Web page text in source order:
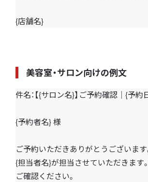
{店舗名}
美容室・サロン向けの例文
件名：【{サロン名}】ご予約確認｜{予
{予約者名} 様
ご予約いただきありがとうございます
{担当者名}が担当させていただきます
ご確認ください。